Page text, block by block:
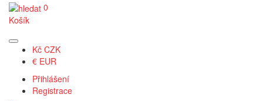
0
Košík
Kč CZK
€ EUR
Přihlášení
Registrace